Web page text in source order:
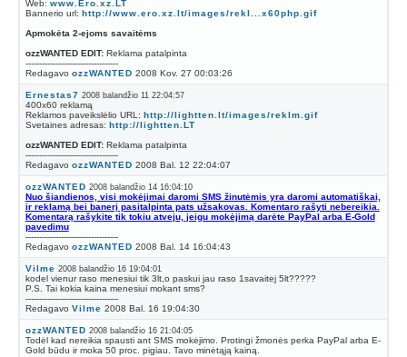
Web: www.Ero.xz.LT
Bannerio url: http://www.ero.xz.lt/images/rekl...x60php.gif
Apmokėta 2-ejoms savaitėms
ozzWANTED EDIT: Reklama patalpinta
----------------------------------
Redagavo ozzWANTED 2008 Kov. 27 00:03:26
Ernestas7 2008 balandžio 11 22:04:57
400x60 reklamą
Reklamos paveikslėlio URL: http://lightten.lt/images/reklm.gif
Svetaines adresas: http://lightten.LT
ozzWANTED EDIT: Reklama patalpinta
----------------------------------
Redagavo ozzWANTED 2008 Bal. 12 22:04:07
ozzWANTED 2008 balandžio 14 16:04:10
Nuo šiandienos, visi mokėjimai daromi SMS žinutėmis yra daromi automatiškai,
ir reklamą bei banerį pasitalpinta pats užsakovas. Komentaro rašyti nebereikia.
Komentarą rašykite tik tokiu atveju, jeigu mokėjimą darėte PayPal arba E-Gold
pavedimu
----------------------------------
Redagavo ozzWANTED 2008 Bal. 14 16:04:43
Vilme 2008 balandžio 16 19:04:01
kodel vienur raso menesiui tik 3lt,o paskui jau raso 1savaitej 5lt?????
P.S. Tai kokia kaina menesiui mokant sms?
----------------------------------
Redagavo Vilme 2008 Bal. 16 19:04:30
ozzWANTED 2008 balandžio 16 21:04:05
Todėl kad nereikia spausti ant SMS mokėjimo. Protingi žmonės perka PayPal arba E-
Gold būdu ir moka 50 proc. pigiau. Tavo minėtąją kainą.